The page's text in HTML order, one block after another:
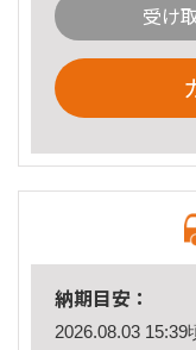
受け
納期目安：
2026.08.03 15:39